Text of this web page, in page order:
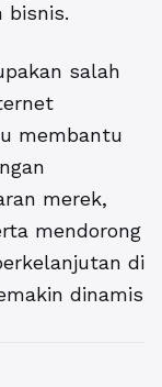
bisnis.
salah
membantu
merek,
mendorong
di
dinamis